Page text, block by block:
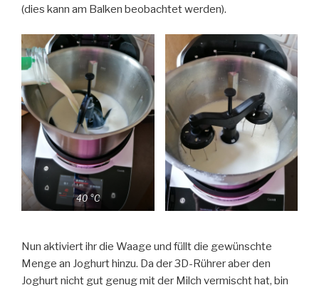
(dies kann am Balken beobachtet werden).
40 °C
Nun aktiviert ihr die Waage und füllt die gewünschte
Menge an Joghurt hinzu. Da der 3D-Rührer aber den
Joghurt nicht gut genug mit der Milch vermischt hat, bin